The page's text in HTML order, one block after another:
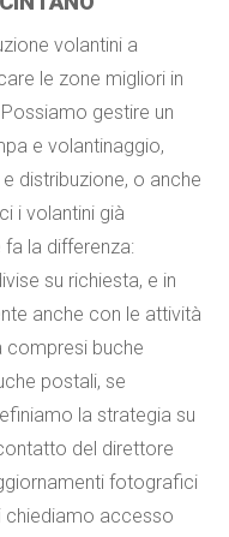
volantini a
le zone migliori in
gestire un
e volantinaggio,
distribuzione, o anche
i volantini già
la differenza:
su richiesta, e in
anche con le attività
compresi buche
postali, se
la strategia su
del direttore
fotografici
chiediamo accesso